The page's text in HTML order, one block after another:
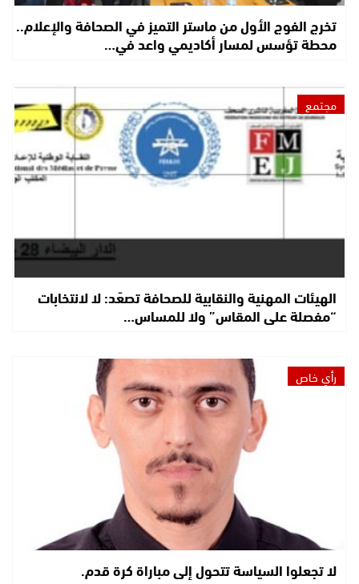
تخرج الفوج الأول من ماستر التميز في الصحافة والإعلام..
محطة تؤسس لمسار أكاديمي واعد في…
مجتمع
الهيئات المهنية والنقابية للصحافة تصعّد: لا لانتخابات
“مفصلة على المقاس” ولا للمساس…
رأي خاص
لا تجعلوا السياسة تتحول إلى مباراة كرة قدم.